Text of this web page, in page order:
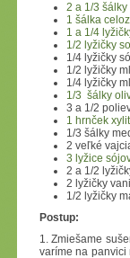
2 a 1/3
1 šálka
1 a 1/4
1/2 lyžičky
1/4 lyžičky
1/2 lyžičky
1/4 lyžičky
1/3 šálky
3 a 1/2
1 hrnček
1/3 šálky
2 veľké
3 lyžice
2 a 1/2
2 lyžičky
1/2 lyžičky
Postup:
1. Zmiešame
varíme na panvici